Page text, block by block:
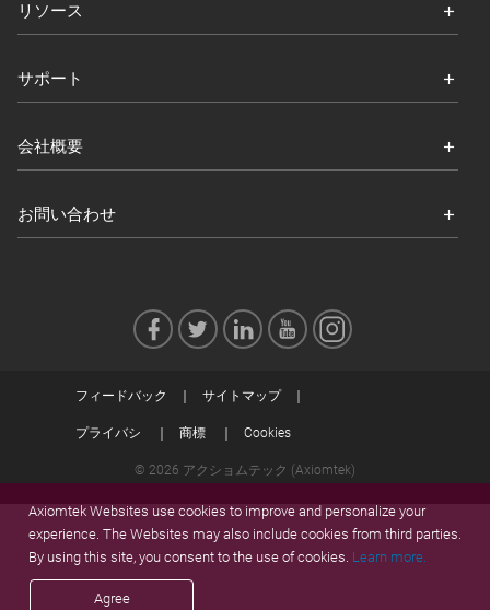
リソース
サポート
会社概要
お問い合わせ
フィードバック サイトマップ
プライバシ 商標 Cookies
© 2026 アクショムテック (Axiomtek)
Axiomtek Websites use cookies to improve and personalize your
experience. The Websites may also include cookies from third parties.
By using this site, you consent to the use of cookies. Learn more.
Agree